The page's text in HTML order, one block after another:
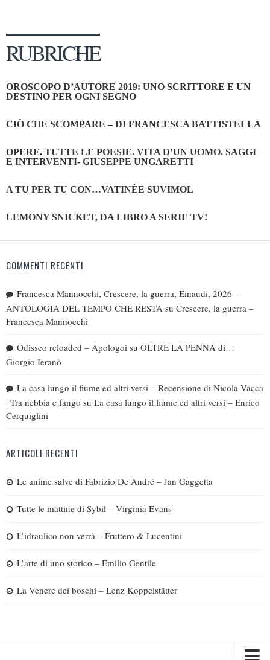
RUBRICHE
OROSCOPO D’AUTORE 2019: UNO SCRITTORE E UN
DESTINO PER OGNI SEGNO
CIÒ CHE SCOMPARE – DI FRANCESCA BATTISTELLA
OPERE. TUTTE LE POESIE. VITA D’UN UOMO. SAGGI
E INTERVENTI- GIUSEPPE UNGARETTI
A TU PER TU CON…VATINÈE SUVIMOL
LEMONY SNICKET, DA LIBRO A SERIE TV!
COMMENTI RECENTI
Francesca Mannocchi, Crescere, la guerra, Einaudi, 2026 –
ANTOLOGIA DEL TEMPO CHE RESTA su Crescere, la guerra –
Francesca Mannocchi
Odisseo reloaded – Apologoi su OLTRE LA PENNA di…
Giorgio Ieranò
La casa lungo il fiume ed altri versi – Recensione di Nicola Vacca
| Tra nebbia e fango su La casa lungo il fiume ed altri versi – Enrico
Cerquiglini
ARTICOLI RECENTI
Le anime salve di Fabrizio De André – Jan Gaggetta
Tutte le mattine di Sybil – Virginia Evans
L’idraulico non verrà – Fruttero & Lucentini
L’arte di uno storico – Emilio Gentile
La Venere dei boschi – Lenz Koppelstätter